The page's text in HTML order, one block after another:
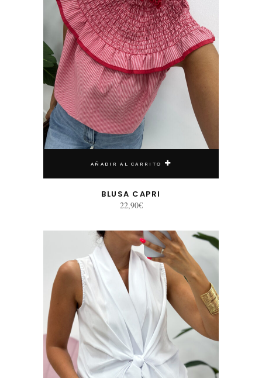
AÑADIR AL CARRITO
BLUSA CAPRI
22,90€
Este producto tiene múltiples variantes. Las opciones se pueden elegir en la página de producto